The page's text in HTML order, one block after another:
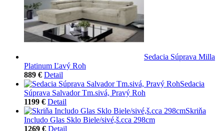
Sedacia Súprava Milla
Platinum Ľavý Roh
889 € Detail
Sedacia
Súprava Salvador Tm.sivá, Pravý Roh
1199 € Detail
Skriňa
Includo Glas Sklo Biele/sivé,š.cca 298cm
1269 € Detail